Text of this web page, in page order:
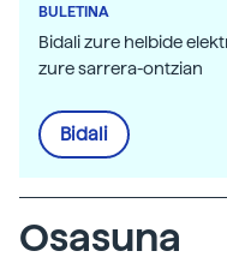
BULETINA
Bidali zure helbide
zure sarrera-ontzian
Bidali
Osasuna